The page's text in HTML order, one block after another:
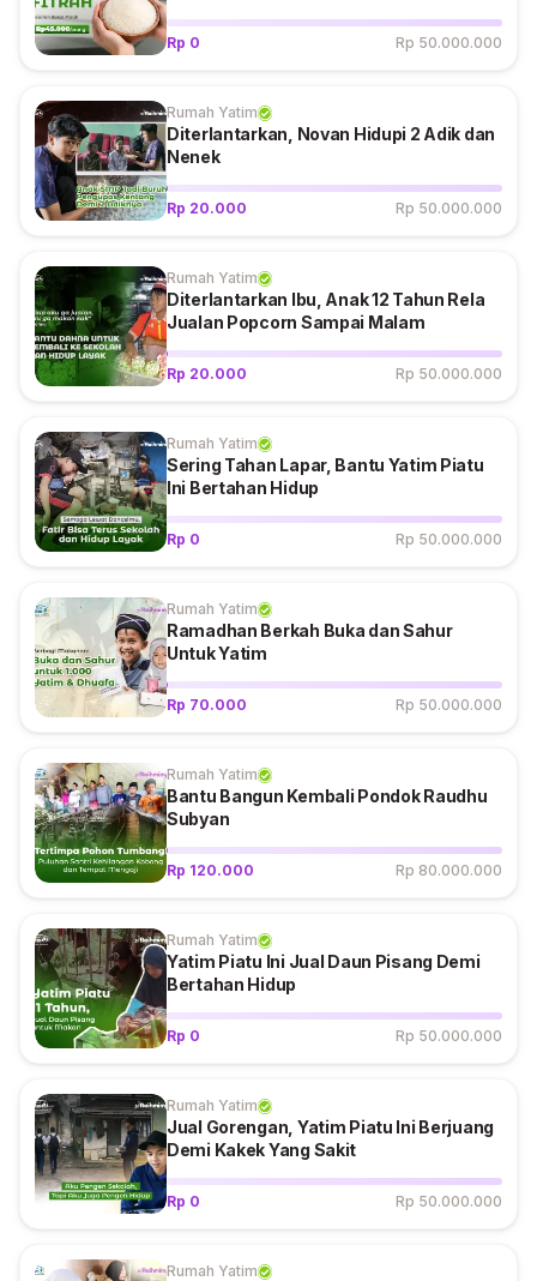
Rp 0 Rp 50.000.000
Rumah Yatim
Diterlantarkan, Novan Hidupi 2 Adik dan
Nenek
Rp 20.000 Rp 50.000.000
Rumah Yatim
Diterlantarkan Ibu, Anak 12 Tahun Rela
Jualan Popcorn Sampai Malam
Rp 20.000 Rp 50.000.000
Rumah Yatim
Sering Tahan Lapar, Bantu Yatim Piatu
Ini Bertahan Hidup
Rp 0 Rp 50.000.000
Rumah Yatim
Ramadhan Berkah Buka dan Sahur
Untuk Yatim
Rp 70.000 Rp 50.000.000
Rumah Yatim
Bantu Bangun Kembali Pondok Raudhu
Subyan
Rp 120.000 Rp 80.000.000
Rumah Yatim
Yatim Piatu Ini Jual Daun Pisang Demi
Bertahan Hidup
Rp 0 Rp 50.000.000
Rumah Yatim
Jual Gorengan, Yatim Piatu Ini Berjuang
Demi Kakek Yang Sakit
Rp 0 Rp 50.000.000
Rumah Yatim